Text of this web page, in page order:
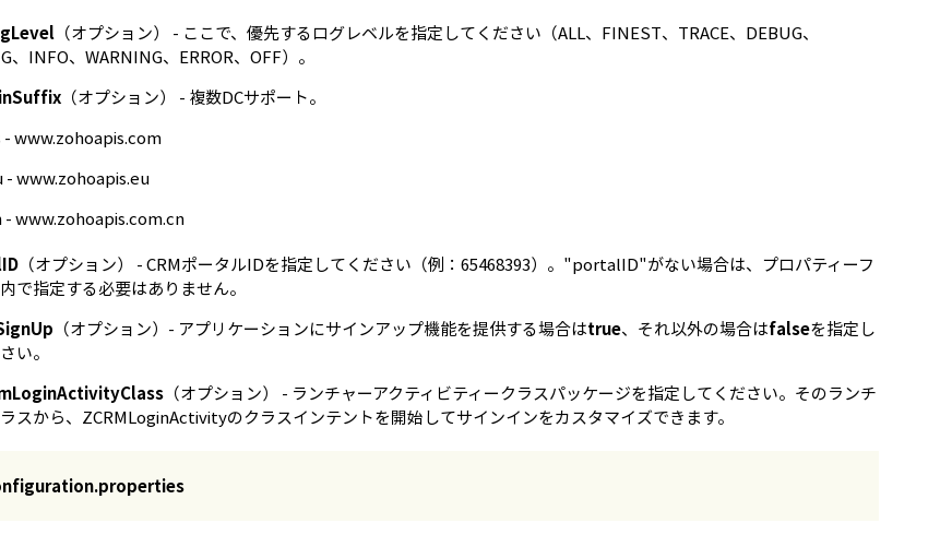
（オプション） - ここで、優先するログレベルを指定してください（ALL、FINEST、TRACE、DEBUG、
、INFO、WARNING、ERROR、OFF）。
（オプション） - 複数DCサポート。
- www.zohoapis.com
- www.zohoapis.eu
- www.zohoapis.com.cn
（オプション） - CRMポータルIDを指定してください（例：65468393）。"portalID"がない場合は、プロパティーフ
で指定する必要はありません。
（オプション）- アプリケーションにサインアップ機能を提供する場合はtrue、それ以外の場合はfalseを指定し
い。
（オプション） - ランチャーアクティビティークラスパッケージを指定してください。そのランチ
スから、ZCRMLoginActivityのクラスインテントを開始してサインインをカスタマイズできます。